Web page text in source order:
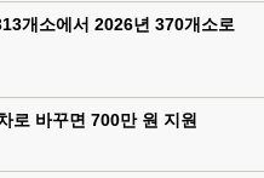
개소에서 2026년 370개소로
로 바꾸면 700만 원 지원